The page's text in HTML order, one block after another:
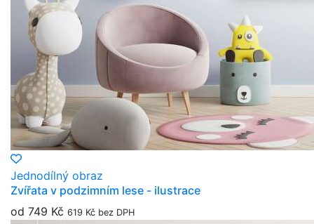
Jednodílný obraz
Zvířata v podzimním lese - ilustrace
od 749 Kč 619 Kč bez DPH